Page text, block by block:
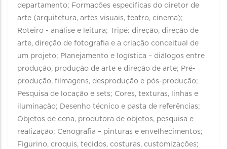
departamento; Formações especificas do diretor de
arte (arquitetura, artes visuais, teatro, cinema);
Roteiro - análise e leitura; Tripé: direção, direção de
arte, direção de fotografia e a criação conceitual de
um projeto; Planejamento e logística – diálogos entre
produção, produção de arte e direção de arte; Pré-
produção, filmagens, desprodução e pós-produção;
Pesquisa de locação e sets; Cores, texturas, linhas e
iluminação; Desenho técnico e pasta de referências;
Objetos de cena, produtora de objetos, pesquisa e
realização; Cenografia – pinturas e envelhecimentos;
Figurino, croquis, tecidos, costuras, customizações;